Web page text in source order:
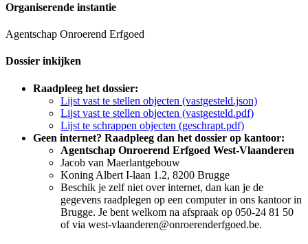
Organiserende instantie
Agentschap Onroerend Erfgoed
Dossier inkijken
Raadpleeg het dossier:
Lijst vast te stellen objecten (vastgesteld.json)
Lijst vast te stellen objecten (vastgesteld.pdf)
Lijst te schrappen objecten (geschrapt.pdf)
Geen internet? Raadpleeg dan het dossier op kantoor:
Agentschap Onroerend Erfgoed West-Vlaanderen
Jacob van Maerlantgebouw
Koning Albert I-laan 1.2, 8200 Brugge
Beschik je zelf niet over internet, dan kan je de
gegevens raadplegen op een computer in ons kantoor in
Brugge. Je bent welkom na afspraak op 050-24 81 50
of via west-vlaanderen@onroerenderfgoed.be.